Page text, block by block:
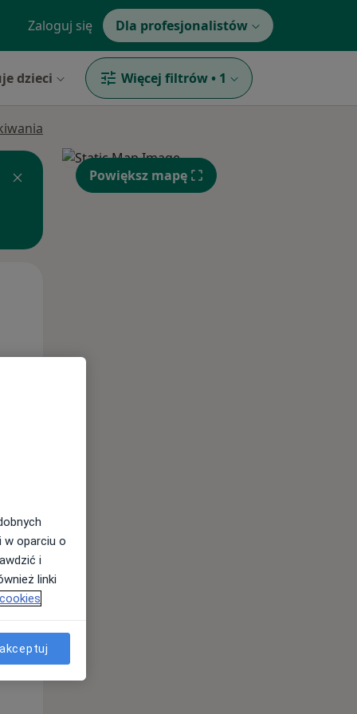
Zaloguj się Dla profesjonalistów
dzieci Więcej filtrów • 1
Wt,
11 Sie
Powiększ mapę
w oparciu o
i
linki